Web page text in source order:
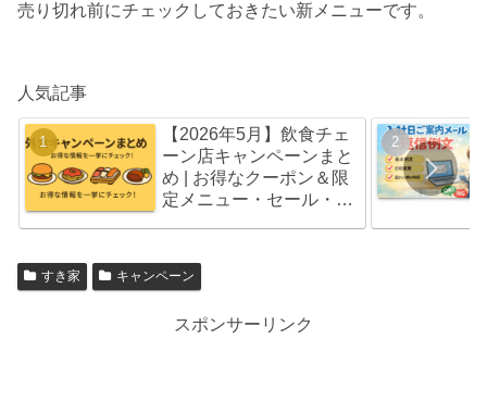
売り切れ前にチェックしておきたい新メニューです。
人気記事
【2026年5月】飲食チェ
ーン店キャンペーンまと
め | お得なクーポン＆限
定メニュー・セール・福
すき家 キャンペーン
スポンサーリンク